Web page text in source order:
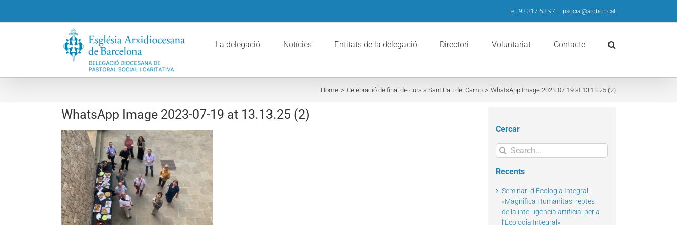
Tel. 93 317 63 97 psocial@arqbcn.cat
La delegació Notícies Entitats de la delegació Directori Voluntariat Contacte
Home Celebració de final de curs a Sant Pau del Camp WhatsApp Image 2023-07-19 at 13.13.25 (2)
WhatsApp Image 2023-07-19 at 13.13.25 (2)
Cercar
Search
for:
Recents
Seminari d’Ecologia Integral:
«Magnifica Humanitas: reptes
de la intel·ligència artificial per a
l’Ecologia Integral»